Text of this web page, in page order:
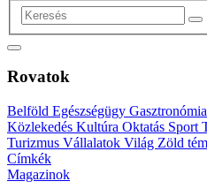
Rovatok
Belföld Egészségügy Gasztronómia
Közlekedés Kultúra Oktatás Sport
Turizmus Vállalatok Világ Zöld
Címkék
Magazinok